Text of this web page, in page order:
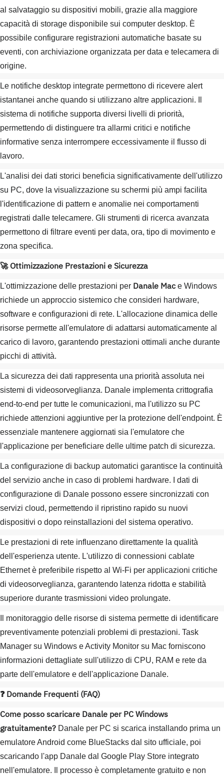
al salvataggio su dispositivi mobili, grazie alla maggiore
capacità di storage disponibile sui computer desktop. È
possibile configurare registrazioni automatiche basate su
eventi, con archiviazione organizzata per data e telecamera di
origine.
Le notifiche desktop integrate permettono di ricevere alert
istantanei anche quando si utilizzano altre applicazioni. Il
sistema di notifiche supporta diversi livelli di priorità,
permettendo di distinguere tra allarmi critici e notifiche
informative senza interrompere eccessivamente il flusso di
lavoro.
L'analisi dei dati storici beneficia significativamente dell'utilizzo
su PC, dove la visualizzazione su schermi più ampi facilita
l'identificazione di pattern e anomalie nei comportamenti
registrati dalle telecamere. Gli strumenti di ricerca avanzata
permettono di filtrare eventi per data, ora, tipo di movimento e
zona specifica.
🚀 Ottimizzazione Prestazioni e Sicurezza
L'ottimizzazione delle prestazioni per Danale Mac e Windows
richiede un approccio sistemico che consideri hardware,
software e configurazioni di rete. L'allocazione dinamica delle
risorse permette all'emulatore di adattarsi automaticamente al
carico di lavoro, garantendo prestazioni ottimali anche durante
picchi di attività.
La sicurezza dei dati rappresenta una priorità assoluta nei
sistemi di videosorveglianza. Danale implementa crittografia
end-to-end per tutte le comunicazioni, ma l'utilizzo su PC
richiede attenzioni aggiuntive per la protezione dell'endpoint. È
essenziale mantenere aggiornati sia l'emulatore che
l'applicazione per beneficiare delle ultime patch di sicurezza.
La configurazione di backup automatici garantisce la continuità
del servizio anche in caso di problemi hardware. I dati di
configurazione di Danale possono essere sincronizzati con
servizi cloud, permettendo il ripristino rapido su nuovi
dispositivi o dopo reinstallazioni del sistema operativo.
Le prestazioni di rete influenzano direttamente la qualità
dell'esperienza utente. L'utilizzo di connessioni cablate
Ethernet è preferibile rispetto al Wi-Fi per applicazioni critiche
di videosorveglianza, garantendo latenza ridotta e stabilità
superiore durante trasmissioni video prolungate.
Il monitoraggio delle risorse di sistema permette di identificare
preventivamente potenziali problemi di prestazioni. Task
Manager su Windows e Activity Monitor su Mac forniscono
informazioni dettagliate sull'utilizzo di CPU, RAM e rete da
parte dell'emulatore e dell'applicazione Danale.
❓ Domande Frequenti (FAQ)
Come posso scaricare Danale per PC Windows
gratuitamente? Danale per PC si scarica installando prima un
emulatore Android come BlueStacks dal sito ufficiale, poi
scaricando l'app Danale dal Google Play Store integrato
nell'emulatore. Il processo è completamente gratuito e non